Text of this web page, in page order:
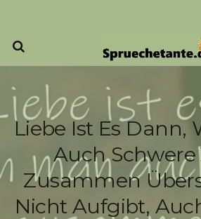
Liebe Ist Es Dann,
Auch Schwere
Zusammen
Nicht Aufgibt,